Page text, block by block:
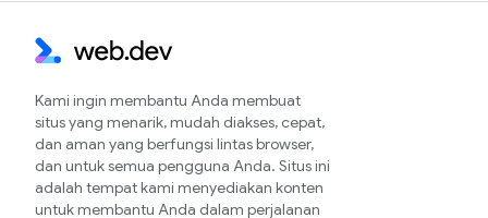
Kami ingin membantu Anda membuat
situs yang menarik, mudah diakses, cepat,
dan aman yang berfungsi lintas browser,
dan untuk semua pengguna Anda. Situs ini
adalah tempat kami menyediakan konten
untuk membantu Anda dalam perjalanan